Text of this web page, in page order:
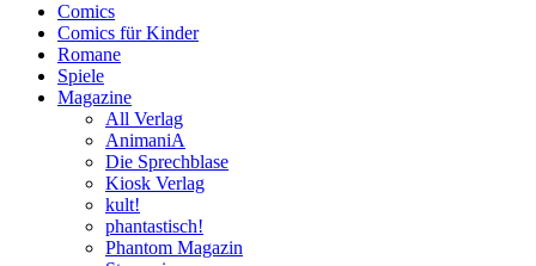
Comics
Comics für Kinder
Romane
Spiele
Magazine
All Verlag
AnimaniA
Die Sprechblase
Kiosk Verlag
kult!
phantastisch!
Phantom Magazin